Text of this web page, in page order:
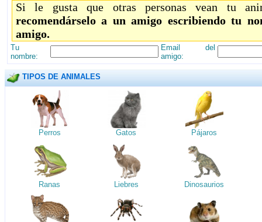
Si le gusta que otras personas vean tu
recomendárselo a un amigo escribiendo tu
amigo.
Tu
nombre:
Email del
amigo:
TIPOS DE ANIMALES
Perros Gatos Pájaros
Ranas Liebres Dinosaurios